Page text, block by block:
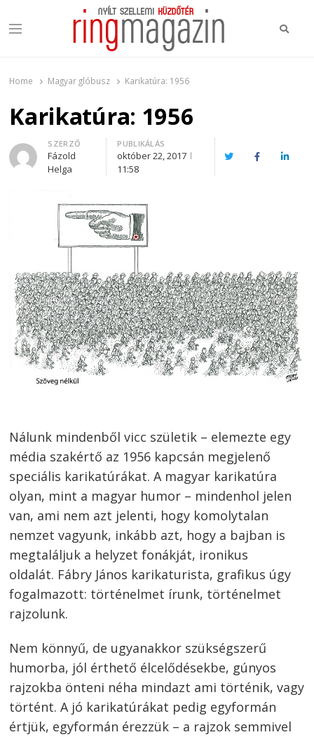
Menu
Home Magyar glóbusz Karikatúra: 1956
Karikatúra: 1956
Author
SZERZŐ
Fázold
Helga
PUBLIKÁLÁS
október 22, 2017
11:58
TwitterFacebook
Nálunk mindenből vicc születik – elemezte egy
média szakértő az 1956 kapcsán megjelenő
speciális karikatúrákat. A magyar karikatúra
olyan, mint a magyar humor – mindenhol jelen
van, ami nem azt jelenti, hogy komolytalan
nemzet vagyunk, inkább azt, hogy a bajban is
megtaláljuk a helyzet fonákját, ironikus
oldalát. Fábry János karikaturista, grafikus úgy
fogalmazott: történelmet írunk, történelmet
rajzolunk.
Nem könnyű, de ugyanakkor szükségszerű
humorba, jól érthető élcelődésekbe, gúnyos
rajzokba önteni néha mindazt ami történik, vagy
történt. A jó karikatúrákat pedig egyformán
értjük, egyformán érezzük – a rajzok semmivel